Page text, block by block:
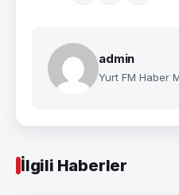
admin
Yurt FM Haber
İlgili Haberler